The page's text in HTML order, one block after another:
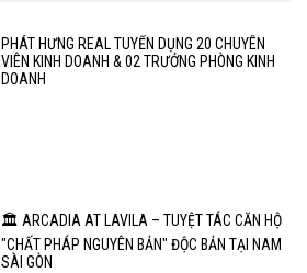
PHÁT HƯNG REAL TUYỂN DỤNG 20 CHUYÊN
VIÊN KINH DOANH & 02 TRƯỞNG PHÒNG KINH
DOANH
🏛️ ARCADIA AT LAVILA – TUYỆT TÁC CĂN HỘ
"CHẤT PHÁP NGUYÊN BẢN" ĐỘC BẢN TẠI NAM
SÀI GÒN